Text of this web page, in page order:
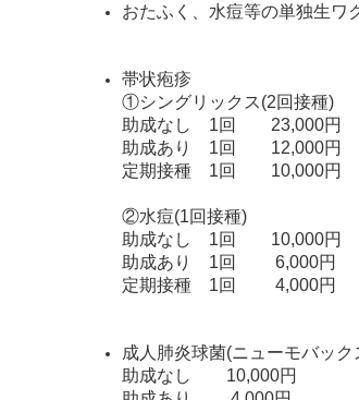
おたふく、水痘等の単独生
帯状疱疹
①シングリックス(2回接種)
助成なし 1回 23,000円
助成あり 1回 12,000円
定期接種 1回 10,000円
②水痘(1回接種)
助成なし 1回 10,000円
助成あり 1回 6,000円
定期接種 1回 4,000円
成人肺炎球菌(ニューモバッ
助成なし 10,000円